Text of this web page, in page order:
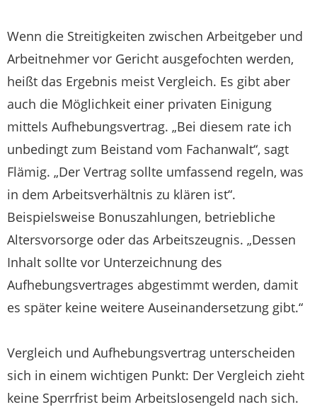
Wenn die Streitigkeiten zwischen Arbeitgeber und
Arbeitnehmer vor Gericht ausgefochten werden,
heißt das Ergebnis meist Vergleich. Es gibt aber
auch die Möglichkeit einer privaten Einigung
mittels Aufhebungsvertrag. „Bei diesem rate ich
unbedingt zum Beistand vom Fachanwalt“, sagt
Flämig. „Der Vertrag sollte umfassend regeln, was
in dem Arbeitsverhältnis zu klären ist“.
Beispielsweise Bonuszahlungen, betriebliche
Altersvorsorge oder das Arbeitszeugnis. „Dessen
Inhalt sollte vor Unterzeichnung des
Aufhebungsvertrages abgestimmt werden, damit
es später keine weitere Auseinandersetzung gibt.“
Vergleich und Aufhebungsvertrag unterscheiden
sich in einem wichtigen Punkt: Der Vergleich zieht
keine Sperrfrist beim Arbeitslosengeld nach sich.